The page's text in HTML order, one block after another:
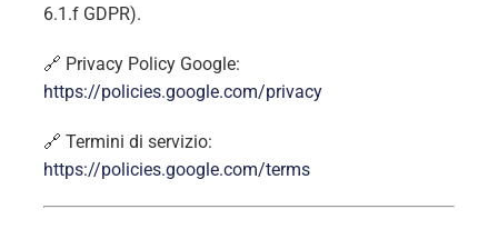
6.1.f GDPR).
🔗 Privacy Policy Google:
https://policies.google.com/privacy
🔗 Termini di servizio:
https://policies.google.com/terms